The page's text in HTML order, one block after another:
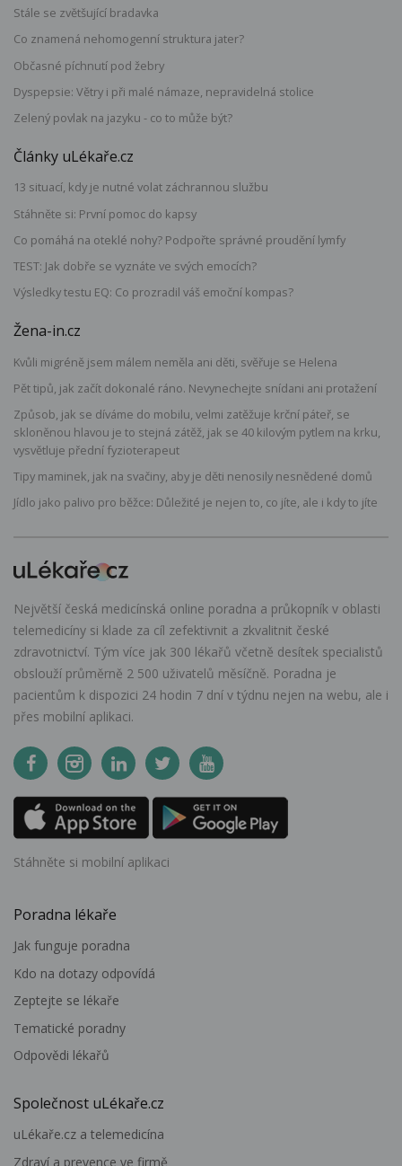
Stále se zvětšující bradavka
Co znamená nehomogenní struktura jater?
Občasné píchnutí pod žebry
Dyspepsie: Větry i při malé námaze, nepravidelná stolice
Zelený povlak na jazyku - co to může být?
Články uLékaře.cz
13 situací, kdy je nutné volat záchrannou službu
Stáhněte si: První pomoc do kapsy
Co pomáhá na oteklé nohy? Podpořte správné proudění lymfy
TEST: Jak dobře se vyznáte ve svých emocích?
Výsledky testu EQ: Co prozradil váš emoční kompas?
Žena-in.cz
Kvůli migréně jsem málem neměla ani děti, svěřuje se Helena
Pět tipů, jak začít dokonalé ráno. Nevynechejte snídani ani protažení
Způsob, jak se díváme do mobilu, velmi zatěžuje krční páteř, se
skloněnou hlavou je to stejná zátěž, jak se 40 kilovým pytlem na krku,
vysvětluje přední fyzioterapeut
Tipy maminek, jak na svačiny, aby je děti nenosily nesnědené domů
Jídlo jako palivo pro běžce: Důležité je nejen to, co jíte, ale i kdy to jíte
Největší česká medicínská online poradna a průkopník v oblasti
telemedicíny si klade za cíl zefektivnit a zkvalitnit české
zdravotnictví. Tým více jak 300 lékařů včetně desítek specialistů
obslouží průměrně 2 500 uživatelů měsíčně. Poradna je
pacientům k dispozici 24 hodin 7 dní v týdnu nejen na webu, ale i
přes mobilní aplikaci.
Stáhněte si mobilní aplikaci
Poradna lékaře
Jak funguje poradna
Kdo na dotazy odpovídá
Zeptejte se lékaře
Tematické poradny
Odpovědi lékařů
Společnost uLékaře.cz
uLékaře.cz a telemedicína
Zdraví a prevence ve firmě